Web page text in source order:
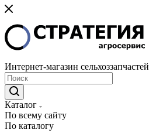
Интернет-магазин сельхоззапчастей
Каталог
По всему сайту
По каталогу